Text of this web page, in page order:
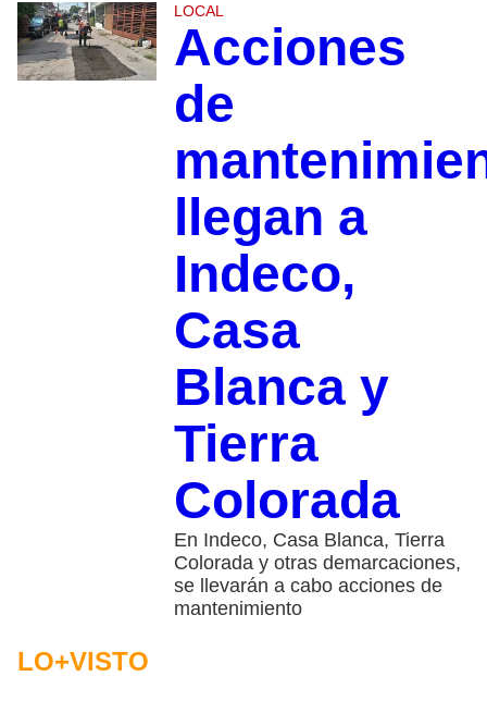
LOCAL
Acciones
de
llegan a
Indeco,
Casa
Blanca y
Tierra
Colorada
En Indeco, Casa Blanca, Tierra
Colorada y otras demarcaciones,
se llevarán a cabo acciones de
mantenimiento
LO+VISTO